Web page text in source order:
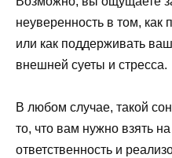
неуверенность в том, как
или как поддерживать
внешней суеты и стресса.
В любом случае, такой
то, что вам нужно взять
ответственность и